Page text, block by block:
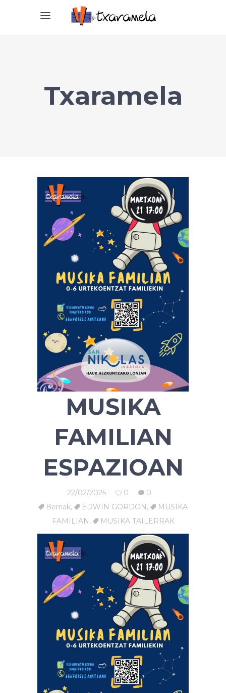
Txaramela
MUSIKA
FAMILIAN
ESPAZIOAN
22/02/2025 0
0
Berriak, EDWIN GORDON ,
MUSIKA
FAMILIAN , MUSIKA TAILERRAK